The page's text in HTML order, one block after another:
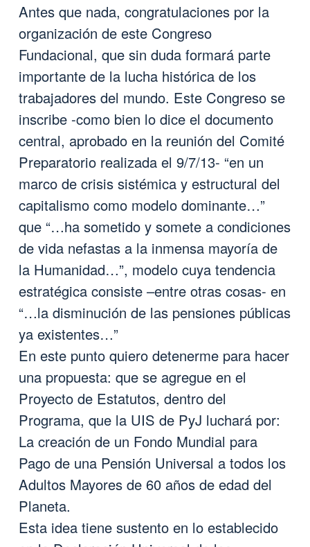
Antes que nada, congratulaciones por la
organización de este Congreso
Fundacional, que sin duda formará parte
importante de la lucha histórica de los
trabajadores del mundo. Este Congreso se
inscribe -como bien lo dice el documento
central, aprobado en la reunión del Comité
Preparatorio realizada el 9/7/13- “en un
marco de crisis sistémica y estructural del
capitalismo como modelo dominante…”
que “…ha sometido y somete a condiciones
de vida nefastas a la inmensa mayoría de
la Humanidad…”, modelo cuya tendencia
estratégica consiste –entre otras cosas- en
“…la disminución de las pensiones públicas
ya existentes…”
En este punto quiero detenerme para hacer
una propuesta: que se agregue en el
Proyecto de Estatutos, dentro del
Programa, que la UIS de PyJ luchará por:
La creación de un Fondo Mundial para
Pago de una Pensión Universal a todos los
Adultos Mayores de 60 años de edad del
Planeta.
Esta idea tiene sustento en lo establecido